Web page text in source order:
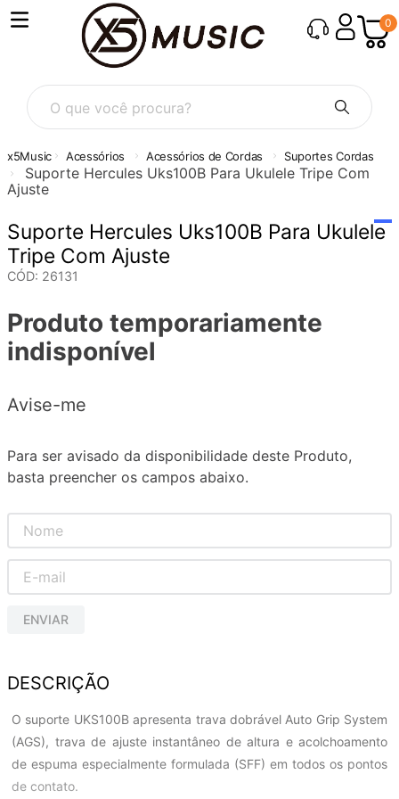
0
O que você procura?
Acessórios Acessórios de Cordas Suportes Cordas
Suporte Hercules Uks100B Para Ukulele Tripe Com
Ajuste
Suporte Hercules Uks100B Para Ukulele
Tripe Com Ajuste
CÓD: 26131
Produto temporariamente
indisponível
Avise-me
Para ser avisado da disponibilidade deste Produto,
basta preencher os campos abaixo.
ENVIAR
DESCRIÇÃO
O suporte UKS100B apresenta trava dobrável Auto Grip System
(AGS), trava de ajuste instantâneo de altura e acolchoamento
de espuma especialmente formulada (SFF) em todos os pontos
de contato.